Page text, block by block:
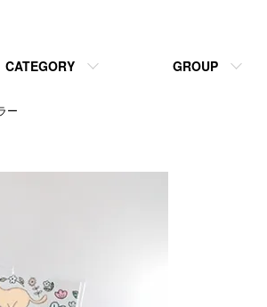
CATEGORY GROUP
ー